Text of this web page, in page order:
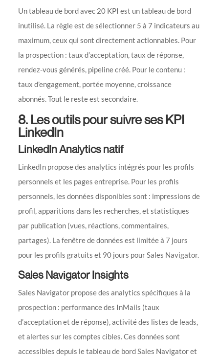
Un tableau de bord avec 20 KPI est un tableau de bord
inutilisé. La règle est de sélectionner 5 à 7 indicateurs au
maximum, ceux qui sont directement actionnables. Pour
la prospection : taux d’acceptation, taux de réponse,
rendez-vous générés, pipeline créé. Pour le contenu :
taux d’engagement, portée moyenne, croissance
abonnés. Tout le reste est secondaire.
8. Les outils pour suivre ses KPI
LinkedIn
LinkedIn Analytics natif
LinkedIn propose des analytics intégrés pour les profils
personnels et les pages entreprise. Pour les profils
personnels, les données disponibles sont : impressions de
profil, apparitions dans les recherches, et statistiques
par publication (vues, réactions, commentaires,
partages). La fenêtre de données est limitée à 7 jours
pour les profils gratuits et 90 jours pour Sales Navigator.
Sales Navigator Insights
Sales Navigator propose des analytics spécifiques à la
prospection : performance des InMails (taux
d’acceptation et de réponse), activité des listes de leads,
et alertes sur les comptes cibles. Ces données sont
accessibles depuis le tableau de bord Sales Navigator et